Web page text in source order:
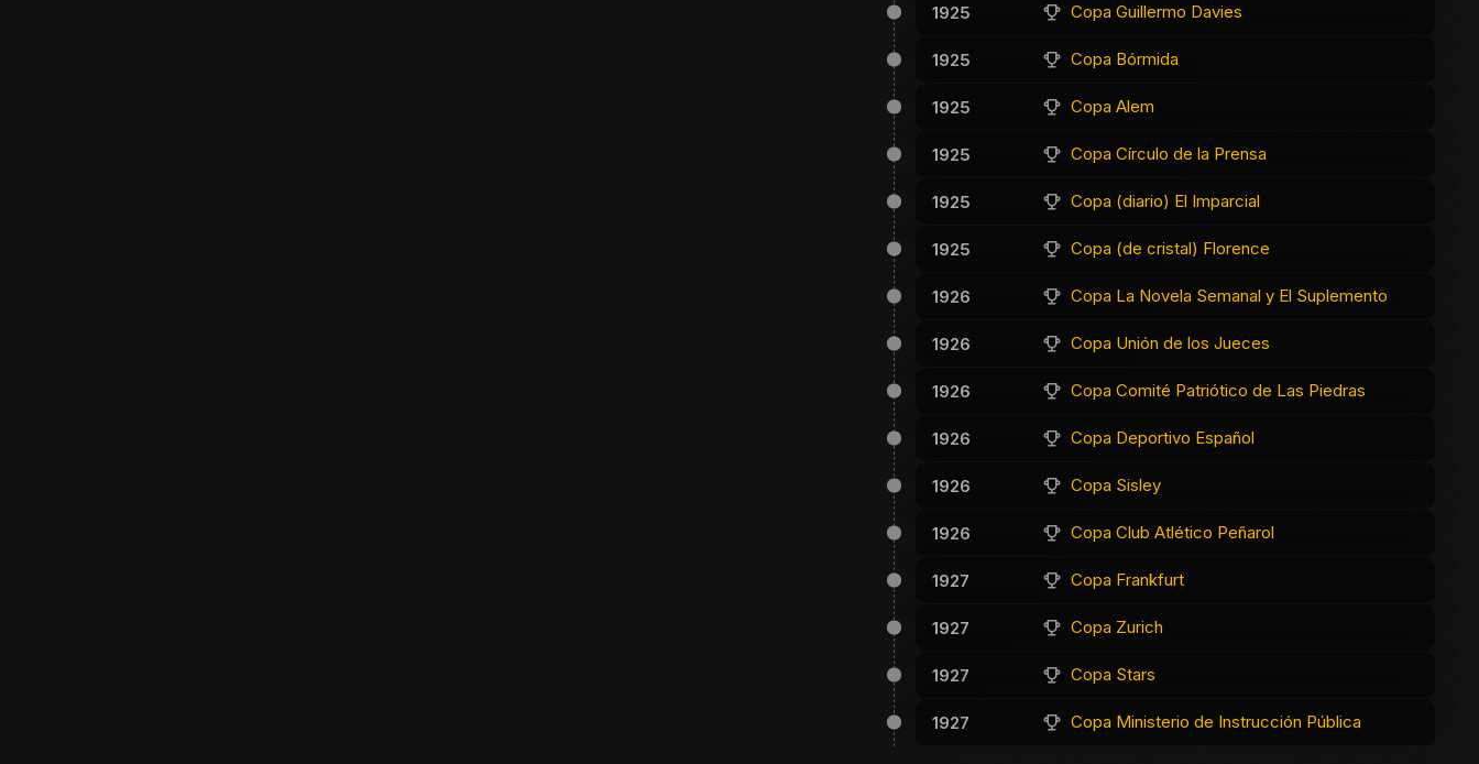
1925 Copa Guillermo Davies
1925 Copa Bórmida
1925 Copa Alem
1925 Copa Círculo de la Prensa
1925 Copa (diario) El Imparcial
1925 Copa (de cristal) Florence
1926 Copa La Novela Semanal y El Suplemento
1926 Copa Unión de los Jueces
1926 Copa Comité Patriótico de Las Piedras
1926 Copa Deportivo Español
1926 Copa Sisley
1926 Copa Club Atlético Peñarol
1927 Copa Frankfurt
1927 Copa Zurich
1927 Copa Stars
1927 Copa Ministerio de Instrucción Pública